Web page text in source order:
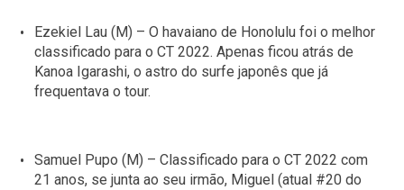
Ezekiel Lau (M) – O havaiano de Honolulu foi o melhor
classificado para o CT 2022. Apenas ficou atrás de
Kanoa Igarashi, o astro do surfe japonês que já
frequentava o tour.
Samuel Pupo (M) – Classificado para o CT 2022 com
21 anos, se junta ao seu irmão, Miguel (atual #20 do